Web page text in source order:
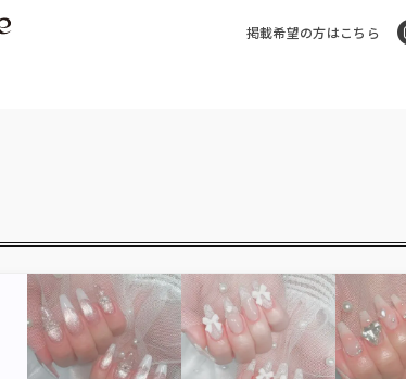
掲載希望の方はこちら